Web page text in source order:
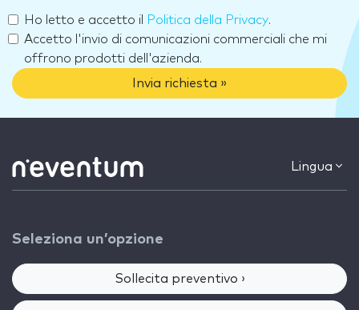
Ho letto e accetto il Politica della Privacy.
Accetto l'invio di comunicazioni commerciali che mi
offrono prodotti dell'azienda.
Invia richiesta »
Lingua
Seleziona un’opzione
Sollecita preventivo ›